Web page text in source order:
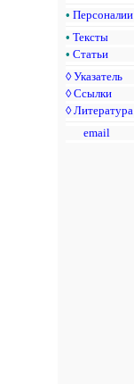
• Персоналии
• Тексты
• Статьи
◊ Указатель
◊ Ссылки
◊ Литература
email